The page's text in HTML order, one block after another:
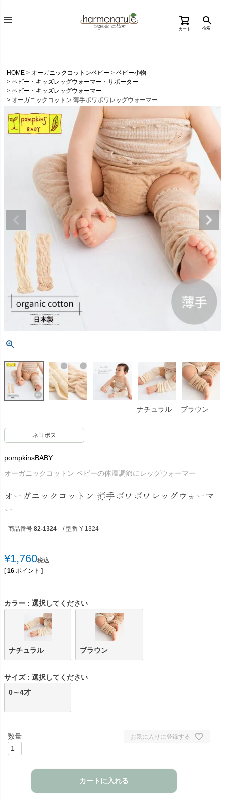
カート 検索
HOME オーガニックコットンベビー
ベビー小物
ベビー・キッズレッグウォーマー・サポーター
ベビー・キッズレッグウォーマー
オーガニックコットン 薄手ポワポワレッグウォーマー
ナチュラル ブラウン
ネコポス
pompkinsBABY
オーガニックコットン ベビーの体温調節にレッグウォーマー
オーガニックコットン 薄手ポワポワレッグウォーマ
ー
商品番号 82-1324 / 型番 Y-1324
¥1,760税込
[ 16 ポイント ]
カラー 選択してください
ナチュラル ブラウン
サイズ
選択してください
0～4才
お気に入りに登録する
カートに入れる